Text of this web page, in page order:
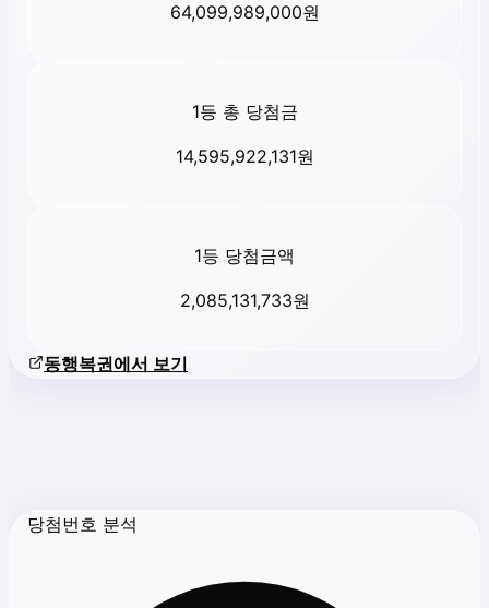
64,099,989,000원
1등 총 당첨금
14,595,922,131원
1등 당첨금액
2,085,131,733원
동행복권에서 보기
당첨번호 분석